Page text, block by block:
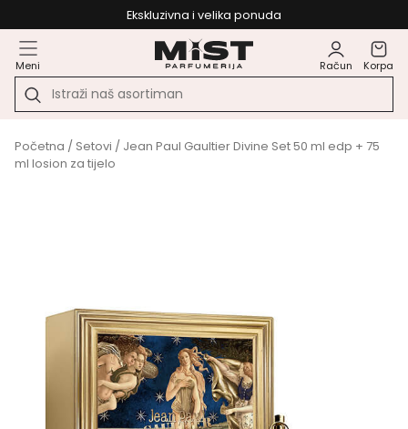
Ekskluzivna i velika ponuda
Meni Račun Korpa
Početna / Setovi / Jean Paul Gaultier Divine Set 50 ml edp + 75
ml losion za tijelo